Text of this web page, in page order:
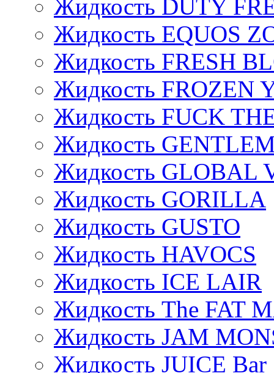
Жидкость DUTY
Жидкость EQUOS
Жидкость FRESH
Жидкость FROZEN
Жидкость FUCK
Жидкость
Жидкость GLOBAL
Жидкость GORILLA
Жидкость GUSTO
Жидкость HAVOCS
Жидкость ICE LAIR
Жидкость The FAT
Жидкость JAM
Жидкость JUICE Bar